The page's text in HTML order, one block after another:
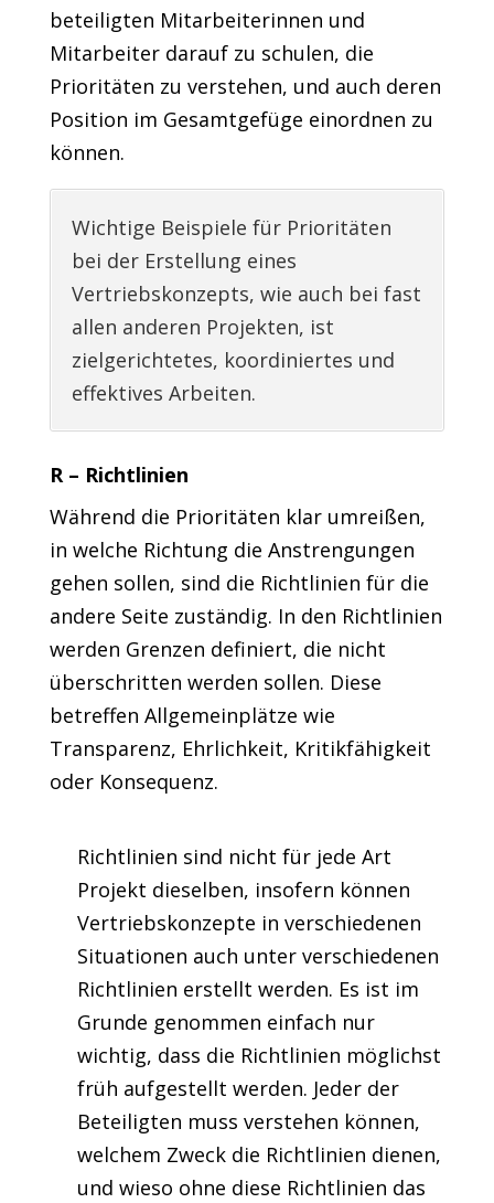
beteiligten Mitarbeiterinnen und
Mitarbeiter darauf zu schulen, die
Prioritäten zu verstehen, und auch deren
Position im Gesamtgefüge einordnen zu
können.
Wichtige Beispiele für Prioritäten
bei der Erstellung eines
Vertriebskonzepts, wie auch bei fast
allen anderen Projekten, ist
zielgerichtetes, koordiniertes und
effektives Arbeiten.
R – Richtlinien
Während die Prioritäten klar umreißen,
in welche Richtung die Anstrengungen
gehen sollen, sind die Richtlinien für die
andere Seite zuständig. In den Richtlinien
werden Grenzen definiert, die nicht
überschritten werden sollen. Diese
betreffen Allgemeinplätze wie
Transparenz, Ehrlichkeit, Kritikfähigkeit
oder Konsequenz.
Richtlinien sind nicht für jede Art
Projekt dieselben, insofern können
Vertriebskonzepte in verschiedenen
Situationen auch unter verschiedenen
Richtlinien erstellt werden. Es ist im
Grunde genommen einfach nur
wichtig, dass die Richtlinien möglichst
früh aufgestellt werden. Jeder der
Beteiligten muss verstehen können,
welchem Zweck die Richtlinien dienen,
und wieso ohne diese Richtlinien das